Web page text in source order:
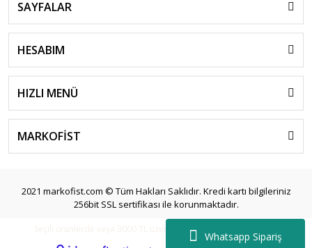
Whatsapp Sipariş
SAYFALAR
HESABIM
HIZLI MENÜ
MARKOFİST
2021 markofist.com © Tüm Hakları Saklıdır. Kredi kartı bilgileriniz
256bit SSL sertifikası ile korunmaktadır.
Seçili ürünlerde veya 3000 TL üzeri siparişlerde ücretsiz kargo.